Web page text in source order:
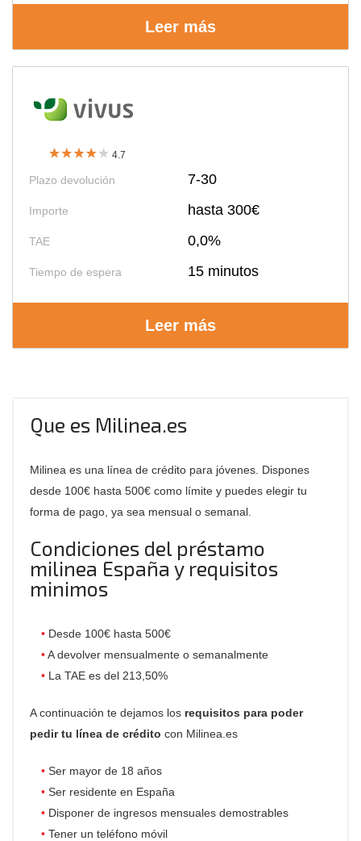
Leer más
4.7
Plazo devolución 7-30
Importe hasta 300€
TAE 0,0%
Tiempo de espera 15 minutos
Leer más
Que es Milinea.es
Milinea es una línea de crédito para jóvenes. Dispones
desde 100€ hasta 500€ como límite y puedes elegir tu
forma de pago, ya sea mensual o semanal.
Condiciones del préstamo
milinea España y requisitos
minimos
Desde 100€ hasta 500€
A devolver mensualmente o semanalmente
La TAE es del 213,50%
A continuación te dejamos los requisitos para poder
pedir tu línea de crédito con Milinea.es
Ser mayor de 18 años
Ser residente en España
Disponer de ingresos mensuales demostrables
Tener un teléfono móvil